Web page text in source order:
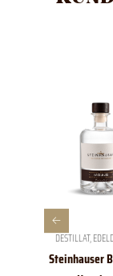
DESTILLAT,
Steinhauser